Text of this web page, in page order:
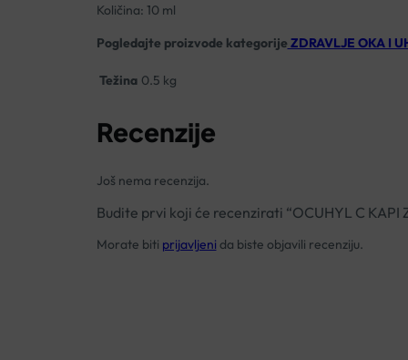
Količina: 10 ml
Pogledajte proizvode kategorije ZDRAVLJE OKA I
Težina 0.5 kg
Recenzije
Još nema recenzija.
Budite prvi koji će recenzirati “OCUHYL C KAPI
Morate biti prijavljeni da biste objavili recenziju.